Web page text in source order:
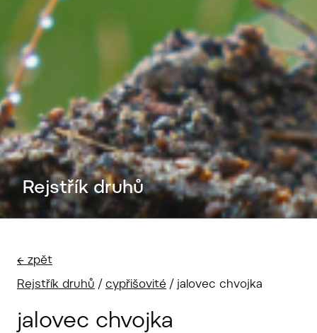
Rejstřík druhů
← zpět
Rejstřík druhů / cypřišovité / jalovec chvojka
jalovec chvojka